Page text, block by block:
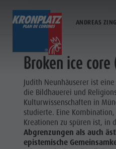
TICKETS & PREISE
KRONPLATZ
BIKE PARK
Der Kronplatz
Preise
Online Shop
Ticketverkaufsstellen
Betriebszeiten
Verkaufsbedingungen
Betriebszeiten
Der Berg
Aufstiegsanlagen
Nachtskilauf
Neuheiten 2026/27
Kronplatz Bike Park
Wandern
Familie & Kinder
MMM Corones
Lumen Museum
Concordia 2000
Hütten & Restaurants
Weitere Events
Merchandise
Nachhaltigkeit
VIA ARTIS ANDREAS
Broken ice
Judith Neunhäuserer ist
die Bildhauerei und
Kulturwissenschaften in
studierte. Eine
Kreationen zu spüren ist, in
Abgrenzungen als auch
epistemische